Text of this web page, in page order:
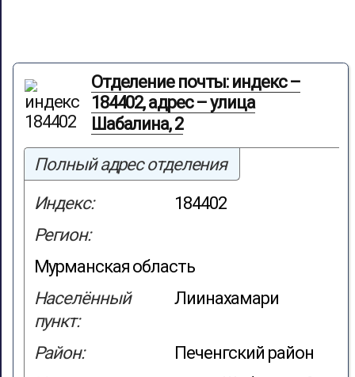
Отделение почты: индекс –
184402, адрес – улица
Шабалина, 2
Полный адрес отделения
Индекс:
184402
Регион:
Мурманская область
Населённый
пункт:
Лиинахамари
Район:
Печенгский район